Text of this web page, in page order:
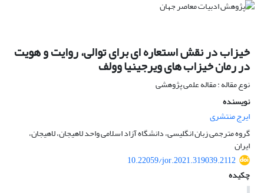
خیزاب در نقش استعاره ای برای توالی، روایت و هویت
در رمان خیزاب های ویرجینیا وولف
نوع مقاله : مقاله علمی پژوهشی
نویسنده
ایرج منتشری
گروه مترجمی زبان انگلیسی، دانشگاه آزاد اسلامی واحد لاهیجان، لاهیجان،
ایران
10.22059/jor.2021.319039.2112
چکیده